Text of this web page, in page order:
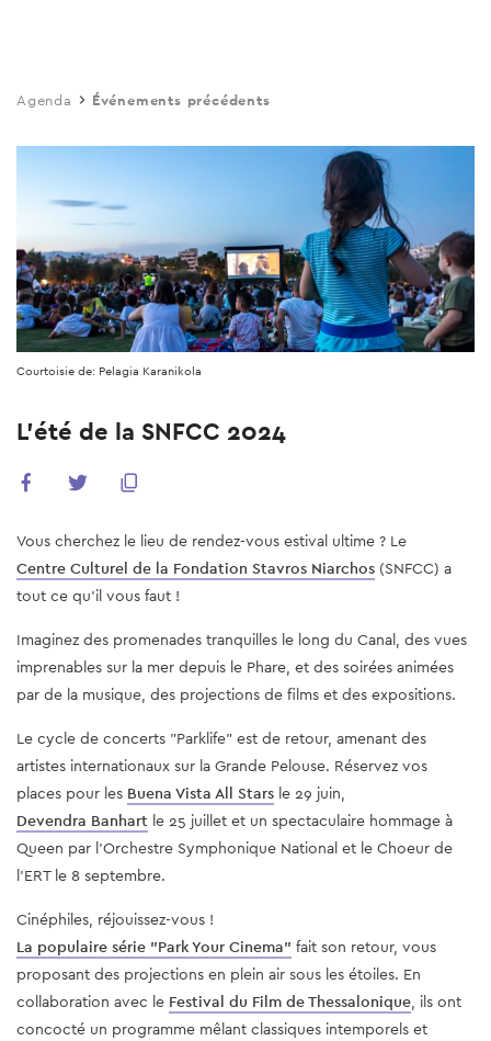
main
Agenda Événements précédents
Courtoisie de: Pelagia Karanikola
L’été de la SNFCC 2024
Vous cherchez le lieu de rendez-vous estival ultime ? Le
Centre Culturel de la Fondation Stavros Niarchos (SNFCC) a
tout ce qu'il vous faut !
Imaginez des promenades tranquilles le long du Canal, des vues
imprenables sur la mer depuis le Phare, et des soirées animées
par de la musique, des projections de films et des expositions.
Le cycle de concerts "Parklife" est de retour, amenant des
artistes internationaux sur la Grande Pelouse. Réservez vos
places pour les Buena Vista All Stars le 29 juin,
Devendra Banhart le 25 juillet et un spectaculaire hommage à
Queen par l'Orchestre Symphonique National et le Choeur de
l'ERT le 8 septembre.
Cinéphiles, réjouissez-vous !
La populaire série "Park Your Cinema" fait son retour, vous
proposant des projections en plein air sous les étoiles. En
collaboration avec le Festival du Film de Thessalonique, ils ont
concocté un programme mêlant classiques intemporels et